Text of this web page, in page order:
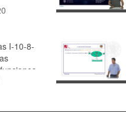
1:07 · 2018
Servicios
red (OSI)
12:23 ·